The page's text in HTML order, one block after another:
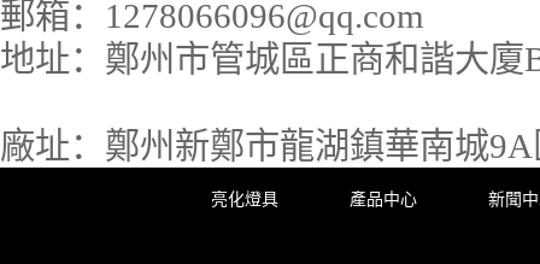
郵箱： 1278066096@qq.com
地址： 鄭州市管城區正商和諧大廈
廠址： 鄭州新鄭市龍湖鎮華南城
亮化燈具 產品中心 新聞